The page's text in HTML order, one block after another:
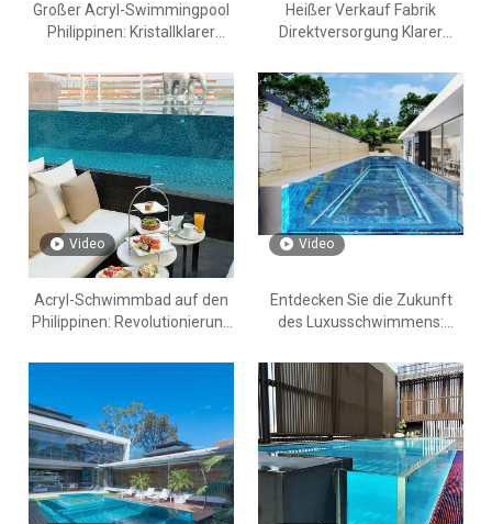
Großer Acryl-Swimmingpool
Philippinen: Kristallklarer
Paradies
Heißer Verkauf Fabrik
Direktversorgung Klarer
Acrylpools zum Verkauf
Video
Acryl-Schwimmbad auf den
Philippinen: Revolutionierung
maßgeschneiderten Designs
Video
Entdecken Sie die Zukunft
des Luxusschwimmens:
Acrylpools, maßgeschneidert
für den Nahen Osten